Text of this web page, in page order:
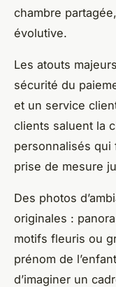
chambre
évolutive.
Les atouts
sécurité du
et un service
clients saluent la
personnalisés qui
prise de mesure
Des photos
originales :
motifs fleuris ou
prénom de
d’imaginer un